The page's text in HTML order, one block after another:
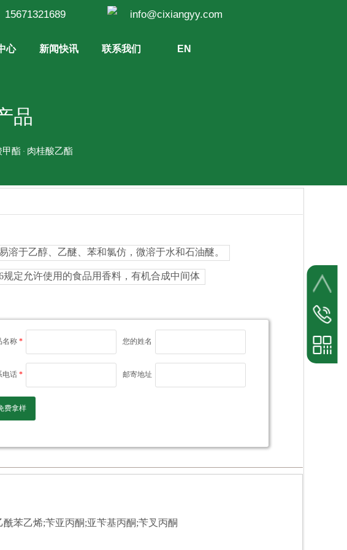
品
甲酯 · 肉桂酸乙酯
名称 * 您的姓名
电话 * 邮寄地址
费拿样
溶于乙醇、乙醚、苯和氯仿，微溶于水和石油醚。
规定允许使用的食品用香料，有机合成中间体
苯乙烯;苄亚丙酮;亚苄基丙酮;苄叉丙酮
15671321689 info@cixiangyy.com
心 新闻快讯 联系我们 EN
业务热线